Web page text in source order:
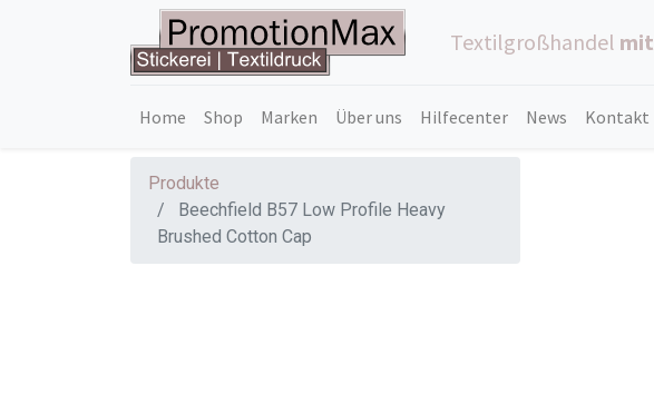
Textilgroßhandel mit
Home Shop Marken Über uns Hilfecenter News Kontakt
Produkte
Beechfield B57 Low Profile Heavy
Brushed Cotton Cap